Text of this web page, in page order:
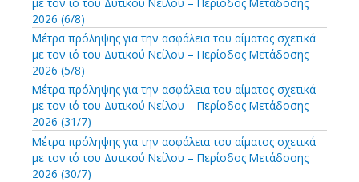
2026 (6/8)
Μέτρα πρόληψης για την ασφάλεια του αίματος σχετικά
με τον ιό του Δυτικού Νείλου – Περίοδος Μετάδοσης
2026 (5/8)
Μέτρα πρόληψης για την ασφάλεια του αίματος σχετικά
με τον ιό του Δυτικού Νείλου – Περίοδος Μετάδοσης
2026 (31/7)
Μέτρα πρόληψης για την ασφάλεια του αίματος σχετικά
με τον ιό του Δυτικού Νείλου – Περίοδος Μετάδοσης
2026 (30/7)